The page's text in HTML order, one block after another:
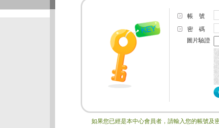
帳 號
密 碼
圖片驗證
如果您已經是本中心會員者，請輸入您的帳號及